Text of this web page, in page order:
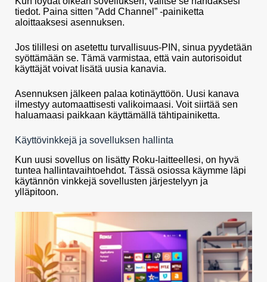
tiedot. Paina sitten ”Add Channel” -painiketta
aloittaaksesi asennuksen.
Jos tilillesi on asetettu turvallisuus-PIN, sinua pyydetään
syöttämään se. Tämä varmistaa, että vain autorisoidut
käyttäjät voivat lisätä uusia kanavia.
Asennuksen jälkeen palaa kotinäyttöön. Uusi kanava
ilmestyy automaattisesti valikoimaasi. Voit siirtää sen
haluamaasi paikkaan käyttämällä tähtipainiketta.
Käyttövinkkejä ja sovelluksen hallinta
Kun uusi sovellus on lisätty Roku-laitteellesi, on hyvä
tuntea hallintavaihtoehdot. Tässä osiossa käymme läpi
käytännön vinkkejä sovellusten järjestelyyn ja
ylläpitoon.